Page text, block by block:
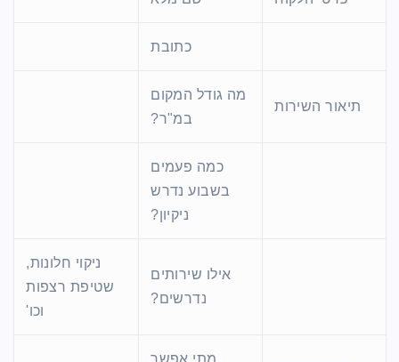
כתובת
תיאור השירות
מה גודל המקום
במ"ר?
כמה פעמים
בשבוע נדרש
ניקיון?
אילו שירותים
נדרשים?
ניקוי חלונות,
שטיפת רצפות
וכו'